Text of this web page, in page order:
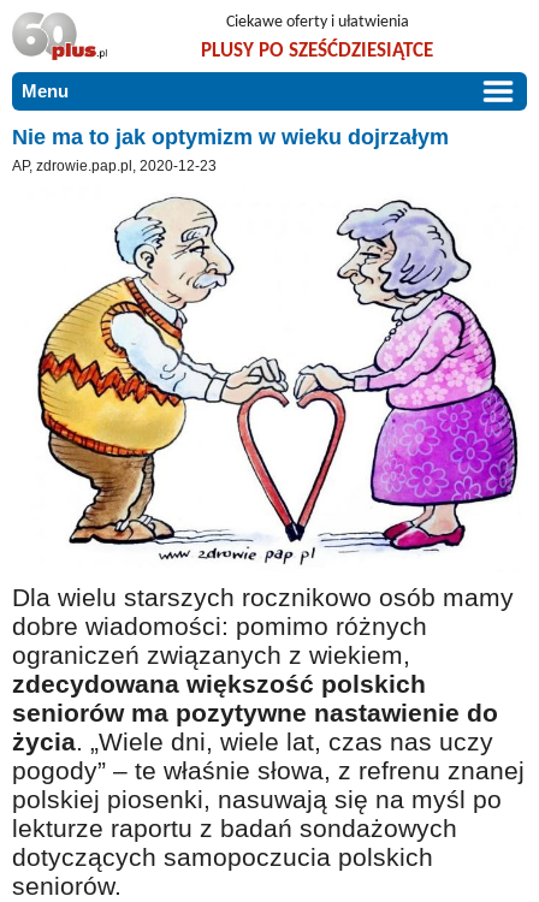
Ciekawe oferty i ułatwienia
PLUSY PO SZEŚĆDZIESIĄTCE
Menu
START
PROMOCJE
ARTYKUŁY
Szczególnie polecamy
Użyteczne porady
Szlachetne zdrowie
Mieszkaj wygodnie i bez barier
Warto wiedzieć!
Podróże i wypoczynek
Taniej, okazyjnie, specjalnie dla 60plus
Hobby i pasje
Żyj aktywnie
60plus - najcenniejsi klienci
Dobra opieka
Warto naśladować
Coś dla ducha
Smacznie i zdrowo
O finansach i społeczeństwie - edukacja nie tylko dla 60plus
DLA BLISKICH
ZGŁOŚ OFERTĘ
O NAS
KONTAKT
Nie ma to jak optymizm w wieku dojrzałym
AP, zdrowie.pap.pl, 2020-12-23
Dla wielu starszych rocznikowo osób mamy
dobre wiadomości: pomimo różnych
ograniczeń związanych z wiekiem,
zdecydowana większość polskich
seniorów ma pozytywne nastawienie do
życia. „Wiele dni, wiele lat, czas nas uczy
pogody” – te właśnie słowa, z refrenu znanej
polskiej piosenki, nasuwają się na myśl po
lekturze raportu z badań sondażowych
dotyczących samopoczucia polskich
seniorów.